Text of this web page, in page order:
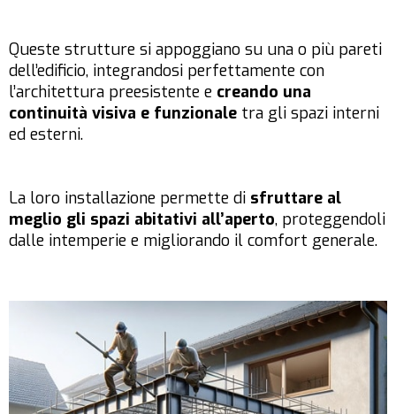
Queste strutture si appoggiano su una o più pareti
dell’edificio, integrandosi perfettamente con
l’architettura preesistente e creando una
continuità visiva e funzionale tra gli spazi interni
ed esterni.
La loro installazione permette di sfruttare al
meglio gli spazi abitativi all’aperto, proteggendoli
dalle intemperie e migliorando il comfort generale.